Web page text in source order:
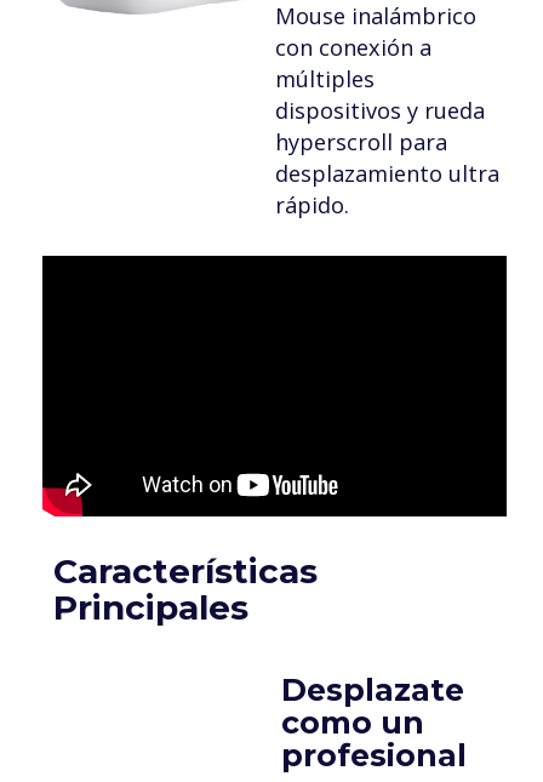
Mouse inalámbrico
con conexión a
múltiples
dispositivos y rueda
hyperscroll para
desplazamiento ultra
rápido.
Características
Principales
Desplazate
como un
profesional